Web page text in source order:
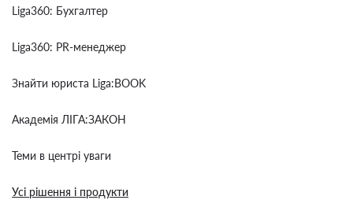
Liga360: Бухгалтер
Liga360: PR-менеджер
Знайти юриста Liga:BOOK
Академія ЛІГА:ЗАКОН
Теми в центрі уваги
Усі рішення і продукти